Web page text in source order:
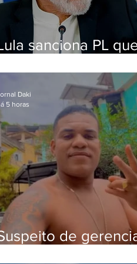
sanciona PL
contra
de
Daki
5 horas